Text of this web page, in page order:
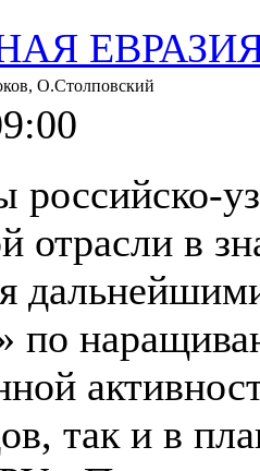
О.Столповский
российско-
отрасли в
так и в